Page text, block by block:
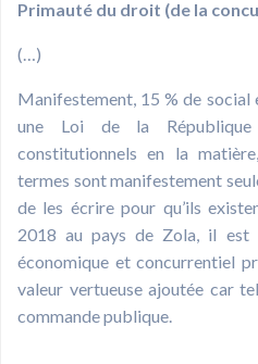
Primauté du droit (de la
(…)
Manifestement, 15 % de social
une Loi de la
constitutionnels en la
termes sont manifestement
de les écrire pour qu’ils
2018 au pays de Zola, il
économique et concurrentiel
valeur vertueuse ajoutée car
commande publique.